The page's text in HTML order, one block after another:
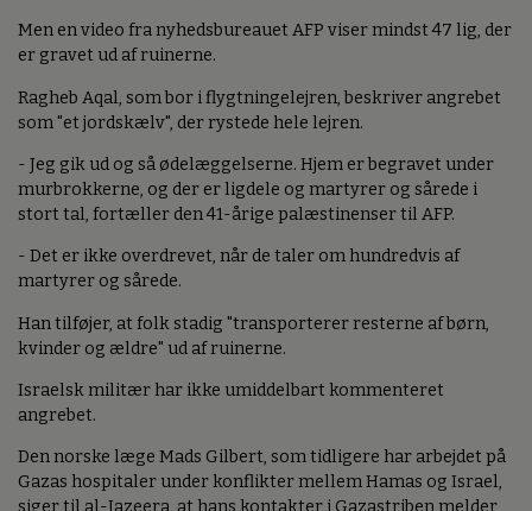
Men en video fra nyhedsbureauet AFP viser mindst 47 lig, der
er gravet ud af ruinerne.
Ragheb Aqal, som bor i flygtningelejren, beskriver angrebet
som "et jordskælv", der rystede hele lejren.
- Jeg gik ud og så ødelæggelserne. Hjem er begravet under
murbrokkerne, og der er ligdele og martyrer og sårede i
stort tal, fortæller den 41-årige palæstinenser til AFP.
- Det er ikke overdrevet, når de taler om hundredvis af
martyrer og sårede.
Han tilføjer, at folk stadig "transporterer resterne af børn,
kvinder og ældre" ud af ruinerne.
Israelsk militær har ikke umiddelbart kommenteret
angrebet.
Den norske læge Mads Gilbert, som tidligere har arbejdet på
Gazas hospitaler under konflikter mellem Hamas og Israel,